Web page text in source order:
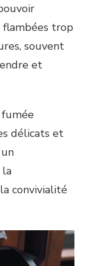
trop
souvent
et
délicats et
la
convivialité